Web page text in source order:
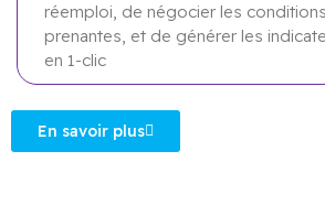
réemploi, de négocier les
prenantes, et de générer les
en 1-clic
En savoir plus